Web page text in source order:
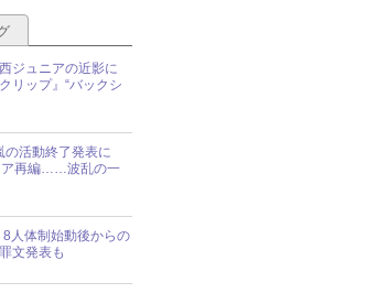
ジュニアの近影に
リップ』“バックシ
の活動終了発表に
ア再編……波乱の一
8人体制始動後からの
文発表も